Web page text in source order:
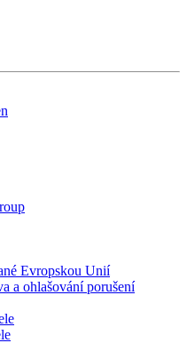
Evropskou Unií
a ohlašování porušení